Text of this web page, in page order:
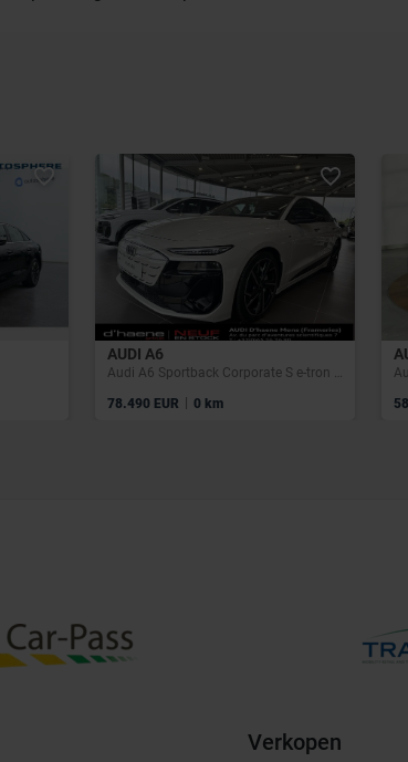
AUDI A6
Audi A6 Sportback Corporate S e-tron performance 270,00 kW
78.490 EUR | 0 km
Verkopen